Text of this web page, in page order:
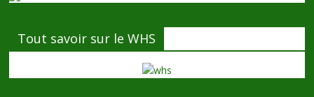
Tout savoir sur le WHS